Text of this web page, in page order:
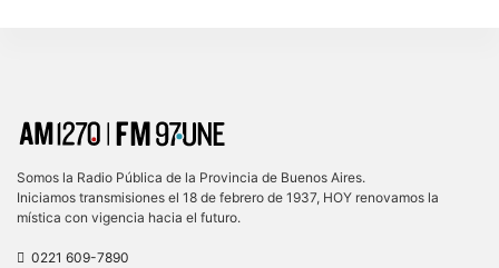
Somos la Radio Pública de la Provincia de Buenos Aires.
Iniciamos transmisiones el 18 de febrero de 1937, HOY renovamos la
mística con vigencia hacia el futuro.
0221 609-7890